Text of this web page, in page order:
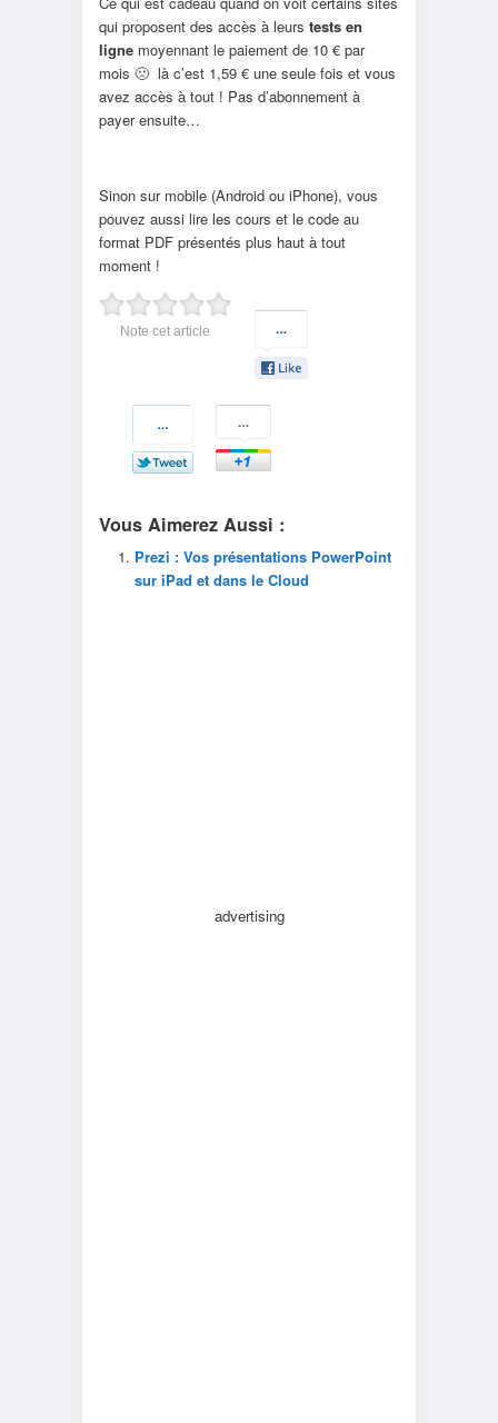
qui proposent des accès à leurs tests en
lignemoyennant le paiement de 10 € par
mois 🙁 là c’est 1,59 € une seule fois et vous
avez accès à tout ! Pas d’abonnement à
payer ensuite…
Sinon sur mobile (Android ou iPhone), vous
pouvez aussi lire les cours et le code au
format PDF présentés plus haut à tout
moment !
Note cet article
Vous Aimerez Aussi :
Prezi : Vos présentations PowerPoint
sur iPad et dans le Cloud
advertising